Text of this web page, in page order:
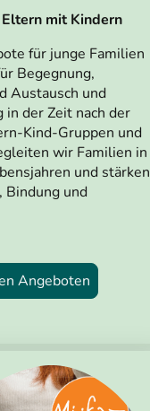
mit Kindern
für junge Familien
Begegnung,
Austausch und
der Zeit nach der
Kind-Gruppen und
wir Familien in
und stärken
Bindung und
Angeboten